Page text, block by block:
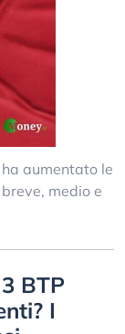
aumentato le
medio e
BTP
I